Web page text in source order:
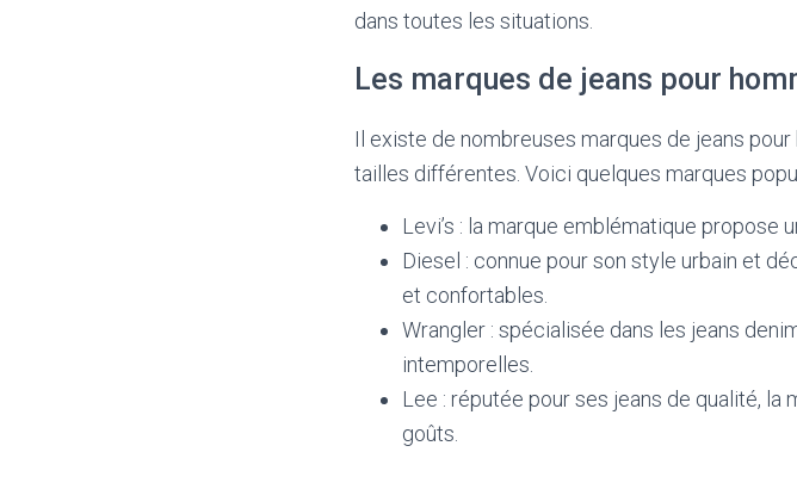
dans toutes les situations.
Les marques de jeans pour
Il existe de nombreuses marques de jeans
tailles différentes. Voici quelques marques
Levi’s : la marque emblématique propose
Diesel : connue pour son style urbain et
et confortables.
Wrangler : spécialisée dans les jeans
intemporelles.
Lee : réputée pour ses jeans de qualité,
goûts.